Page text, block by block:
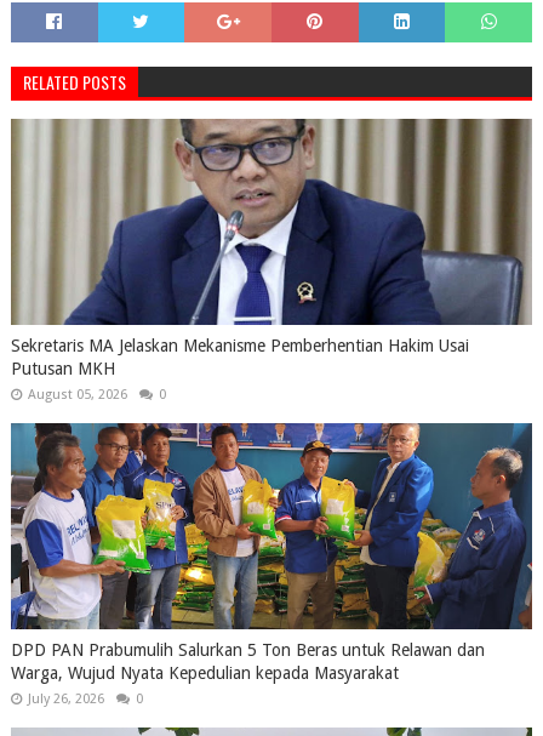
RELATED POSTS
Sekretaris MA Jelaskan Mekanisme Pemberhentian Hakim Usai
Putusan MKH
August 05, 2026 0
DPD PAN Prabumulih Salurkan 5 Ton Beras untuk Relawan dan
Warga, Wujud Nyata Kepedulian kepada Masyarakat
July 26, 2026 0